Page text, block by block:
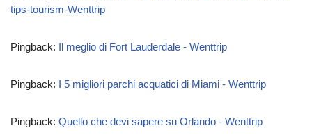
tips-tourism-Wenttrip
Pingback: Il meglio di Fort Lauderdale - Wenttrip
Pingback: I 5 migliori parchi acquatici di Miami - Wenttrip
Pingback: Quello che devi sapere su Orlando - Wenttrip